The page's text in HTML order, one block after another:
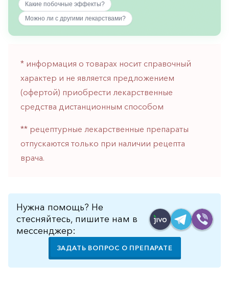
Ухо-
горло-
Щитовидная
железа
Какие побочные эффекты?
Можно ли с другими лекарствами?
* информация о товарах носит справочный
характер и не является предложением
(офертой) приобрести лекарственные
средства дистанционным способом
** рецептурные лекарственные препараты
отпускаются только при наличии рецепта
врача.
Нужна помощь? Не
стесняйтесь, пишите нам в
мессенджер:
ЗАДАТЬ ВОПРОС О ПРЕПАРАТЕ